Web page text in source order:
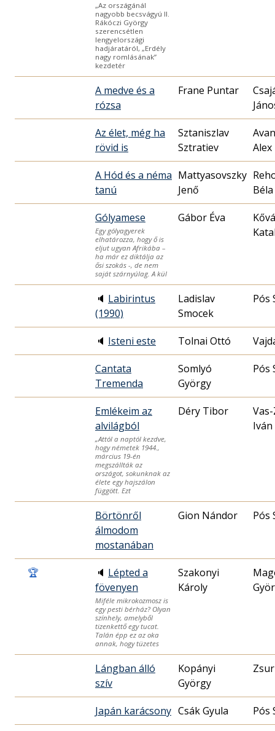
„Az országánál
nagyobb becsvágyú II.
Rákóczi György
szerencsétlen
lengyelországi
hadjáratáról, „Erdély
nagy romlásának”
kezdetér
A medve és a
rózsa
Frane Puntar
Az élet, még ha
rövid is
Sztaniszlav
Sztratiev
Alex
A Hód és a néma
tanú
Mattyasovszky
Jenő
Béla
Gólyamese
Egy gólyagyerek
elhatározza, hogy ő is
eljut ugyan Afrikába –
ha már ez diktálja az
ősi szokás -, de nem
saját szárnyúlag. A kül
Gábor Éva
🔈 Labirintus
(1990)
Ladislav
Smocek
Pós
🔈 Isteni este Tolnai Ottó
Cantata
Tremenda
Somlyó
György
Pós
Emlékeim az
alvilágból
„Attól a naptól kezdve,
hogy németek 1944.,
március 19-én
megszállták az
országot, sokunknak az
élete egy hajszálon
függött. Ezt
Déry Tibor
Iván
Börtönről
álmodom
mostanában
Gion Nándor Pós
🏆 🔈 Lépted a
fövenyen
Miféle mikrokozmosz is
egy pesti bérház? Olyan
színhely, amelyből
tizenkettő egy tucat.
Talán épp ez az oka
annak, hogy tüzetes
Szakonyi
Károly
Lángban álló
szív
Kopányi
György
Japán karácsony Csák Gyula Pós